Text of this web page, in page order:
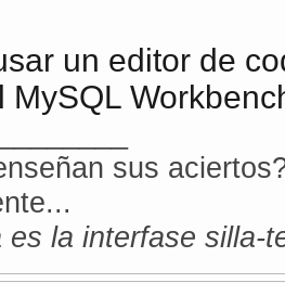
un editor de
MySQL
sus
es la interfase silla-